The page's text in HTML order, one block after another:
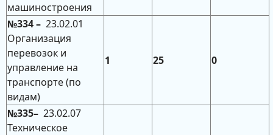
машиностроения
№334 – 23.02.01
Организация
перевозок и
управление на
транспорте (по
видам)
1 25 0
№335– 23.02.07
Техническое